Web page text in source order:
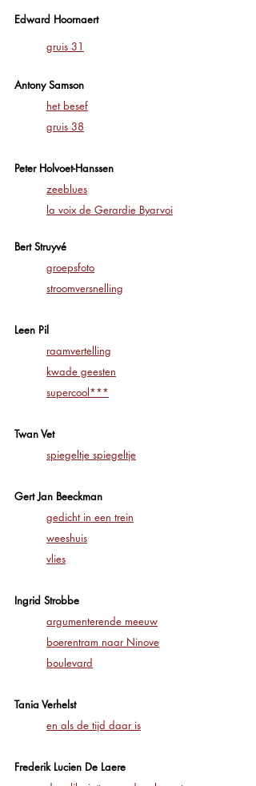
Edward Hoornaert
gruis 31
Antony Samson
het besef
gruis 38
Peter Holvoet-Hanssen
zeeblues
la voix de Gerardie Byarvoi
Bert Struyvé
groepsfoto
stroomversnelling
Leen Pil
raamvertelling
kwade geesten
supercool***
Twan Vet
spiegeltje spiegeltje
Gert Jan Beeckman
gedicht in een trein
weeshuis
vlies
Ingrid Strobbe
argumenterende meeuw
boerentram naar Ninove
boulevard
Tania Verhelst
en als de tijd daar is
Frederik Lucien De Laere